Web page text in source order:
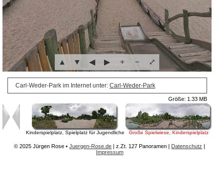
▲ ▼ ◀ ▶ + − ⤢
Carl-Weder-Park im Internet unter: Carl-Weder-Park
Größe: 1.33 MB
Kinderspielplatz, Spielplatz für Jugendliche Große Spielwiese, Kinderspielplatz
© 2025 Jürgen Rose •Juergen-Rose.de | z.Zt. 127 Panoramen | Datenschutz |
Impressum